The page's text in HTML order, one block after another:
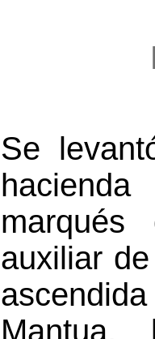
Se
hacienda
auxiliar